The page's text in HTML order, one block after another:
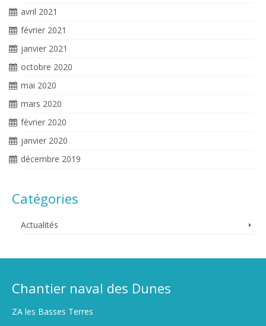
avril 2021
février 2021
janvier 2021
octobre 2020
mai 2020
mars 2020
février 2020
janvier 2020
décembre 2019
Catégories
Actualités
Chantier naval des Dunes
ZA les Basses Terres